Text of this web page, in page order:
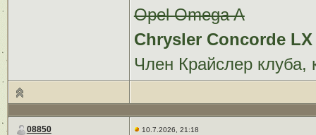
Opel Omega A
Chrysler Concorde LX
Член Крайслер клуба,
08850 10.7.2026, 21:18